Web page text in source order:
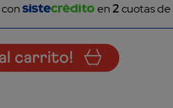
con en 2 cuotas de
carrito!